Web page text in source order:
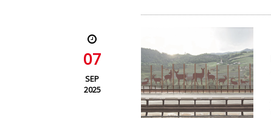
07
SEP
2025